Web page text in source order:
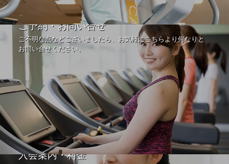
ご予約・お問い合せ
ご不明な点などございましたら、お気軽にこちらより何なりと
お問い合せください。
入会案内・料金